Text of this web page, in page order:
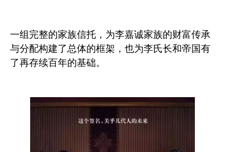
一组完整的家族信托，为李嘉诚家族的财富传承
与分配构建了总体的框架，也为李氏长和帝国有
了再存续百年的基础。